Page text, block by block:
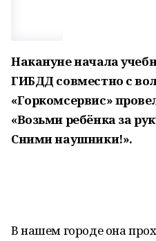
Накануне начала
ГИБДД совместно с
«Горкомсервис»
«Возьми ребёнка за
Сними наушники!».
В нашем городе она